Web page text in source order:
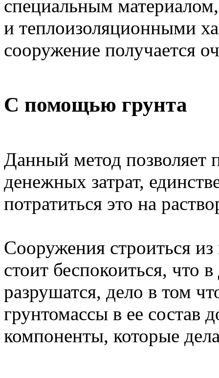
специальным
и теплоизоляционными
сооружение получается
С помощью грунта
Данный метод позволяет
денежных затрат,
потратиться это на
Сооружения строиться
стоит беспокоиться, что
разрушатся, дело в том
грунтомассы в ее состав
компоненты, которые